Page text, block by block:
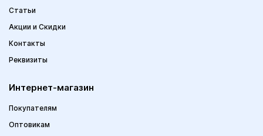
Статьи
Акции и Скидки
Контакты
Реквизиты
Интернет-магазин
Покупателям
Оптовикам